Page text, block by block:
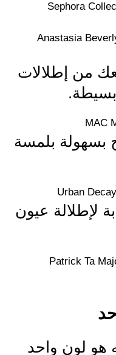
Sephora
Anastasia
من إطلالات
بسيطة.
MAC
بسهولة بلمسة
لإطلالة عيون
Patrick Ta
هو لون واحد